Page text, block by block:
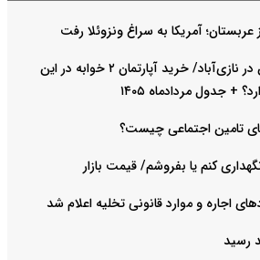
لیست قیمت خرید مسکن در نازی‌آباد/ خرید آپارتمان ۲ خوابه در این
+ جدول مردادماه ۱۴۰۵
تامین اجتماعی چیست؟
کنم یا بفروشم/ قیمت بازار
اجاره و موارد قانونی تخلیه اعلام شد